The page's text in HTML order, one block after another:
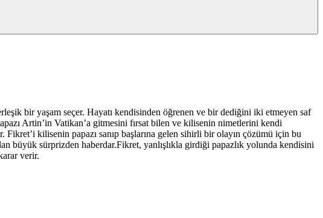
bir yaşam seçer. Hayatı kendisinden öğrenen ve bir dediğini iki etmeyen saf
Artin’in Vatikan’a gitmesini fırsat bilen ve kilisenin nimetlerini kendi
kilisenin papazı sanıp başlarına gelen sihirli bir olayın çözümü için bu
büyük sürprizden haberdar.Fikret, yanlışlıkla girdiği papazlık yolunda kendisini
verir.